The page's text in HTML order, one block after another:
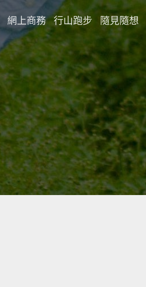
網上商務 行山跑步 隨見隨想